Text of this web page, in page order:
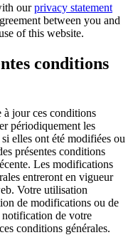
ourprivacy statement
between you and
of this website.
conditions
à jour ces conditions
périodiquement les
elles ont été modifiées ou
présentes conditions
Les modifications
entreront en vigueur
Votre utilisation
de modifications ou de
notification de votre
conditions générales.